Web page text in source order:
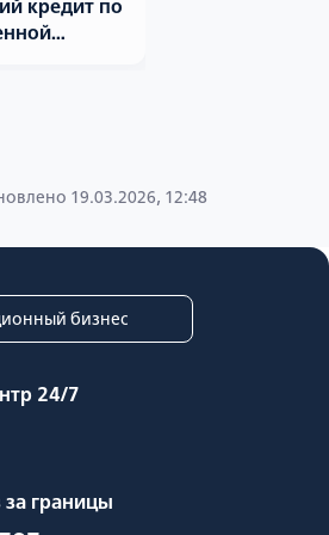
кредит по
19.03.2026, 12:48
бизнес
24/7
за границы